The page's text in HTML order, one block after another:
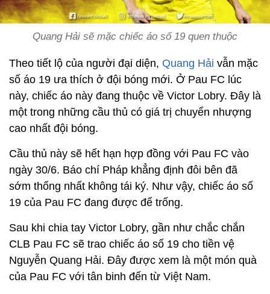
Quang Hải sẽ mặc chiếc áo số 19 quen thuộc
Theo tiết lộ của người đại diện, Quang Hải vẫn mặc
số áo 19 ưa thích ở đội bóng mới. Ở Pau FC lúc
này, chiếc áo này đang thuộc về Victor Lobry. Đây là
một trong những cầu thủ có giá trị chuyển nhượng
cao nhất đội bóng.
Cầu thủ này sẽ hết hạn hợp đồng với Pau FC vào
ngày 30/6. Báo chí Pháp khẳng định đôi bên đã
sớm thống nhất không tái ký. Như vậy, chiếc áo số
19 của Pau FC đang được để trống.
Sau khi chia tay Victor Lobry, gần như chắc chắn
CLB Pau FC sẽ trao chiếc áo số 19 cho tiền vệ
Nguyễn Quang Hải. Đây được xem là một món quà
của Pau FC với tân binh đến từ Việt Nam.